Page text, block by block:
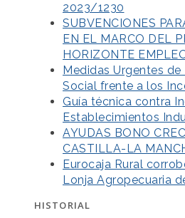
2023/1230
SUBVENCIONES
EN EL MARCO DEL
HORIZONTE
Medidas Urgentes
Social frente a los
Guía técnica contra
Establecimientos
AYUDAS BONO
CASTILLA-LA
Eurocaja Rural
Lonja Agropecuaria
HISTORIAL